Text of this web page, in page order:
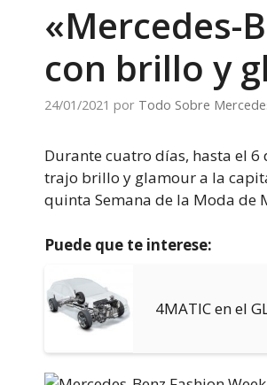
«Mercedes-
con brillo y
24/01/2021 por Todo Sobre
Durante cuatro días, hasta el 6
trajo brillo y glamour a la
quinta Semana de la Moda de
Puede que te interese:
4MATIC en el